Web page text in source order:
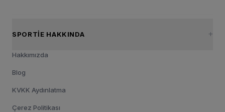
SPORTIE HAKKINDA
Hakkımızda
Blog
KVKK Aydınlatma
Çerez Politikası